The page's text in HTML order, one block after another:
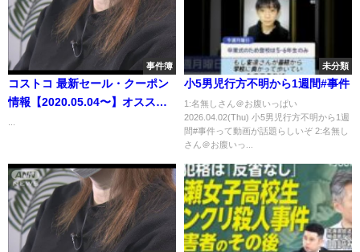
事件簿
コストコ 最新セール・クーポン
情報【2020.05.04〜】オススメ
未分類
小5男児行方不明から1週間#事件
1:名無しさん＠お腹いっぱい
2026.04.02(Thu) 小5男児行方不明から1週
間#事件って動画が話題らしいぞ 2:名無し
さん＠お腹いっ...